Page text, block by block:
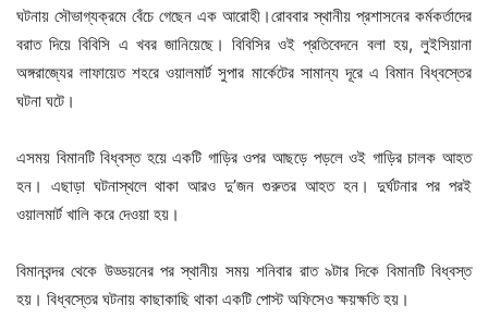
ঘটনায় সৌভাগ্যক্রমে বেঁচে গেছেন এক আরোহী।রোববার স্থানীয় প্রশাসনের কর্মকর্তাদের
বরাত দিয়ে বিবিসি এ খবর জানিয়েছে। বিবিসির ওই প্রতিবেদনে বলা হয়, লুইসিয়ানা
অঙ্গরাজ্যের লাফায়েত শহরে ওয়ালমার্ট সুপার মার্কেটের সামান্য দূরে এ বিমান বিধ্বস্তের
ঘটনা ঘটে।
এসময় বিমানটি বিধ্বস্ত হয়ে একটি গাড়ির ওপর আছড়ে পড়লে ওই গাড়ির চালক আহত
হন। এছাড়া ঘটনাস্থলে থাকা আরও দু’জন গুরুতর আহত হন। দুর্ঘটনার পর পরই
ওয়ালমার্ট খালি করে দেওয়া হয়।
বিমানবন্দর থেকে উড্ডয়নের পর স্থানীয় সময় শনিবার রাত ৯টার দিকে বিমানটি বিধ্বস্ত
হয়। বিধ্বস্তের ঘটনায় কাছাকাছি থাকা একটি পোস্ট অফিসেও ক্ষয়ক্ষতি হয়।